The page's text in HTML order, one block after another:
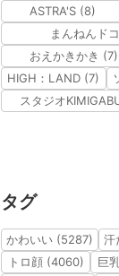
ASTRA'S (8)
まんねんド
おえかきかき (7)
HIGH：LAND (7)
スタジオ
タグ
かわいい (5287) 汗
トロ顔 (4060)
巨